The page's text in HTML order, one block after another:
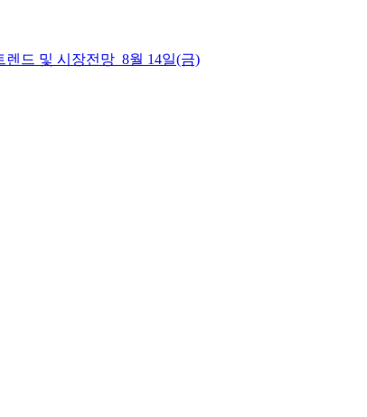
드 및 시장전망_8월 14일(금)